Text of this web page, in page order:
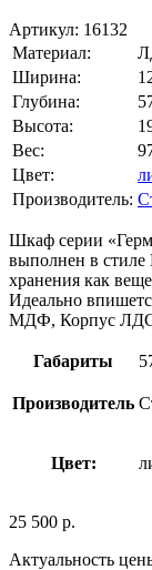
Артикул: 16132
Материал:
Ширина:
Глубина:
Высота:
Вес:
Цвет:
Производитель:
Шкаф серии
выполнен в
хранения как
Идеально
МДФ, Корпус
Габариты
Производитель
Цвет:
25 500 р.
Актуальность